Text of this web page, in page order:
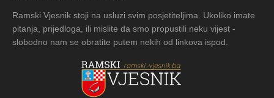
Ramski Vjesnik stoji na usluzi svim posjetiteljima. Ukoliko imate
pitanja, prijedloga, ili mislite da smo propustili neku vijest -
slobodno nam se obratite putem nekih od linkova ispod.